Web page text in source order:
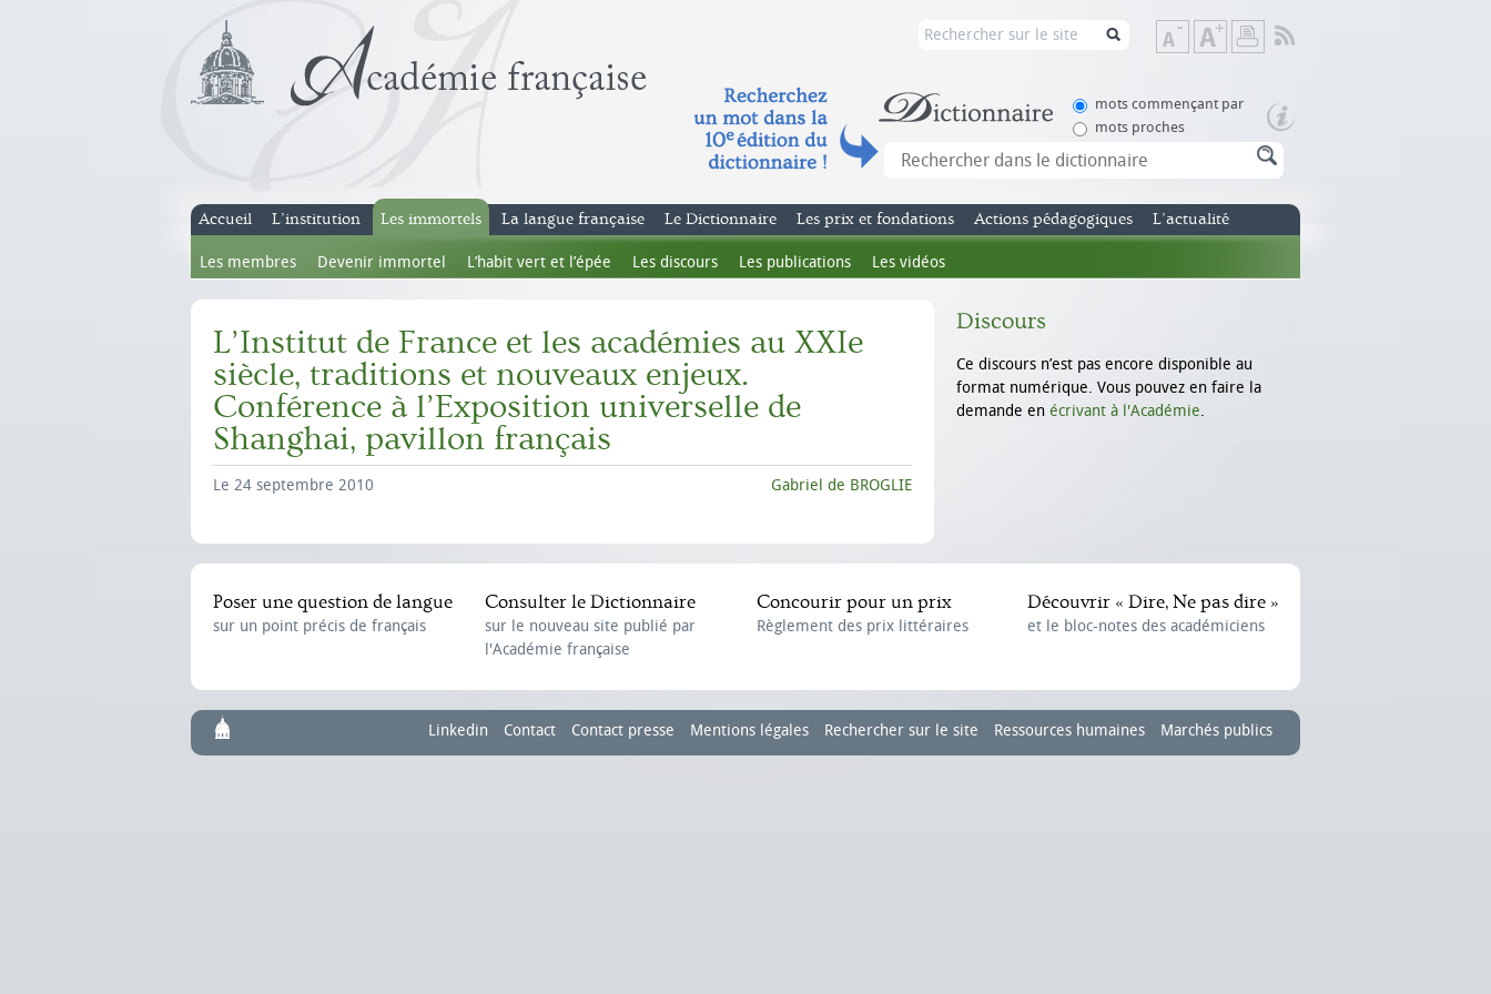
Diminuer
la
de
Augmenter
la
de
mots commençant par
mots proches
Accueil L’institution Les immortels
Les membres Devenir immortel L’habit vert et l’épée Les discours Les publications Les vidéos
La langue française Le Dictionnaire Les prix et fondations Actions pédagogiques L’actualité
L’Institut de France et les académies au XXIe
siècle, traditions et nouveaux enjeux.
Conférence à l’Exposition universelle de
Shanghai, pavillon français
Le 24 septembre 2010 Gabriel de BROGLIE
Discours
Ce discours n’est pas encore disponible au
format numérique. Vous pouvez en faire la
demande en écrivant à l'Académie.
Poser une question de langue
sur un point précis de français
Consulter le Dictionnaire
sur le nouveau site publié par
l'Académie française
Concourir pour un prix
Règlement des prix littéraires
Découvrir « Dire, Ne pas dire »
et le bloc-notes des académiciens
Linkedin Contact Contact presse Mentions légales Rechercher sur le site Ressources humaines Marchés publics